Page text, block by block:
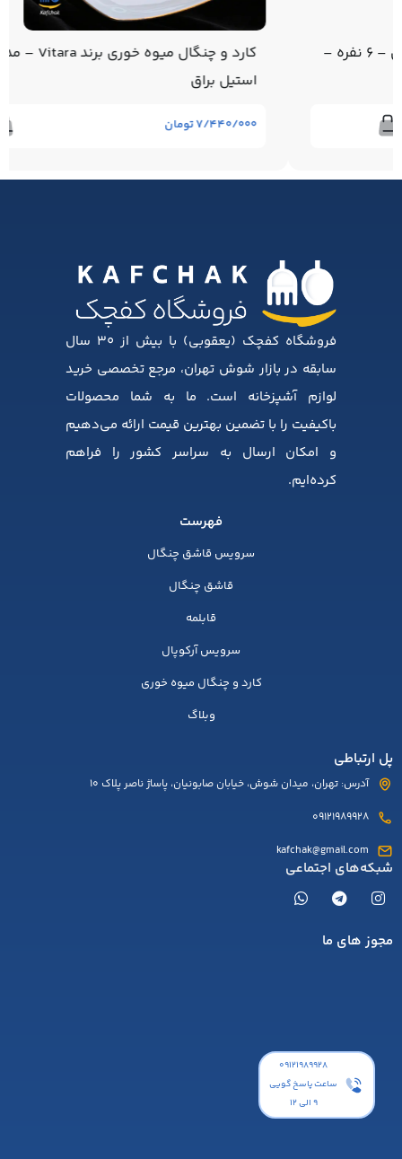
کارد و چنگال میوه خوری برند Vitara – مدل دونا –
فروشگاه کفچک (یعقوبی) با بیش از ۳۰ سال
سابقه در بازار شوش تهران، مرجع تخصصی خرید
لوازم آشپزخانه است. ما به شما محصولات
باکیفیت را با تضمین بهترین قیمت ارائه می‌دهیم
و امکان ارسال به سراسر کشور را فراهم
کرده‌ایم.
فهرست
سرویس قاشق چنگال
قاشق چنگال
قابلمه
سرویس آرکوپال
کارد و چنگال میوه خوری
وبلاگ
پل ارتباطی
آدرس: تهران، میدان شوش، خیابان صابونیان، پاساژ ناصر پلاک 10
09121989928
kafchak@gmail.com
شبکه‌های اجتماعی
مجوز های ما
۰۹۱۲۱۹۸۹۹۲۸
ساعت پاسخ گویی
9 الی 12